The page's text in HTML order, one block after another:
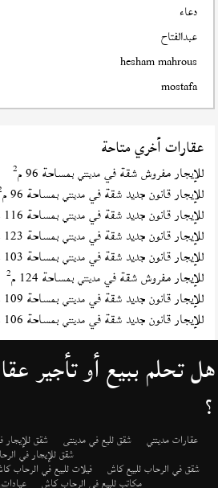
دعاء
عبدالفتاح
hesham mahrous
mostafa
عقارات أخري متاحة
للإيجار مفروش شقة فيمدينتي بمساحة 96 م 2
للإيجار قانون جديد شقة فيمدينتي بمساحة 96 م
للإيجار قانون جديد شقة فيمدينتي بمساحة 116 م
للإيجار قانون جديد شقة فيمدينتي بمساحة 123 م
للإيجار قانون جديد شقة فيمدينتي بمساحة 103 م
للإيجار مفروش شقة فيمدينتي بمساحة 124 م 2
للإيجار قانون جديد شقة فيمدينتي بمساحة 109 م
للإيجار قانون جديد شقة فيمدينتي بمساحة 106 م
هل تحلم ببيع أو تأجير
؟
عقارات مدينتي شقق لليع في مدينتى شقق للإيجار
شقق للإيجار في
شقق في الرحاب للبيع كاش فيلات للبيع في الرحاب
مكاتب للبيع في الرحاب كاش